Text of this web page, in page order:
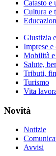
Catasto e
Cultura e
Giustizia
Imprese
Mobilità e
Salute,
Tributi,
Turismo
Vita
Novità
Notizie
Avvisi